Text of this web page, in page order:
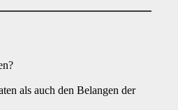
als auch den Belangen der